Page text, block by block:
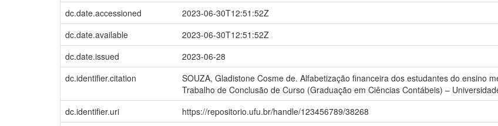
dc.date.accessioned
2023-06-30T12:51:52Z
dc.date.available
2023-06-30T12:51:52Z
dc.date.issued
2023-06-28
dc.identifier.citation
SOUZA, Gladistone Cosme de. Alfabetização financeira dos estudantes do ensino
Trabalho de Conclusão de Curso (Graduação em Ciências Contábeis) –
dc.identifier.uri https://repositorio.ufu.br/handle/123456789/38268